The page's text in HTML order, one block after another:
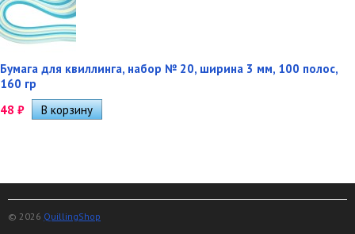
Бумага для квиллинга, набор № 20, ширина 3 мм, 100 полос,
160 гр
48 ₽
© 2026 QuillingShop